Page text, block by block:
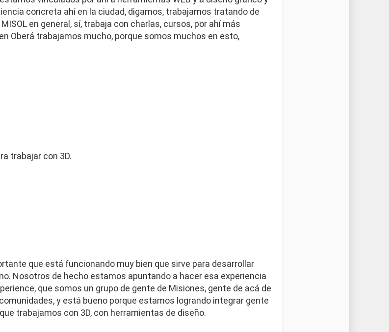
concreta ahí en la ciudad, digamos, trabajamos tratando de
en general, sí, trabaja con charlas, cursos, por ahí más
Oberá trabajamos mucho, porque somos muchos en esto,
trabajar con 3D.
que está funcionando muy bien que sirve para desarrollar
Nosotros de hecho estamos apuntando a hacer esa experiencia
que somos un grupo de gente de Misiones, gente de acá de
y está bueno porque estamos logrando integrar gente
trabajamos con 3D, con herramientas de diseño.